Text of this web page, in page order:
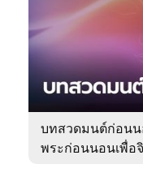
ของ
Sanook
ดูด
บทสวดมนต์ก่อนน
พระก่อนนอนเพื่อ